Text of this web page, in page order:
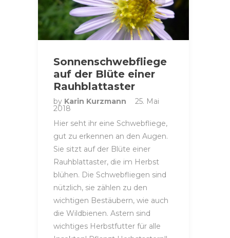
Sonnenschwebfliege
auf der Blüte einer
Rauhblattaster
by Karin Kurzmann 25. Mai
2018
Hier seht ihr eine Schwebfliege,
gut zu erkennen an den Augen.
Sie sitzt auf der Blüte einer
Rauhblattaster, die im Herbst
blühen. Die Schwebfliegen sind
nützlich, sie zählen zu den
wichtigen Bestäubern, wie auch
die Wildbienen. Astern sind
wichtiges Herbstfutter für alle